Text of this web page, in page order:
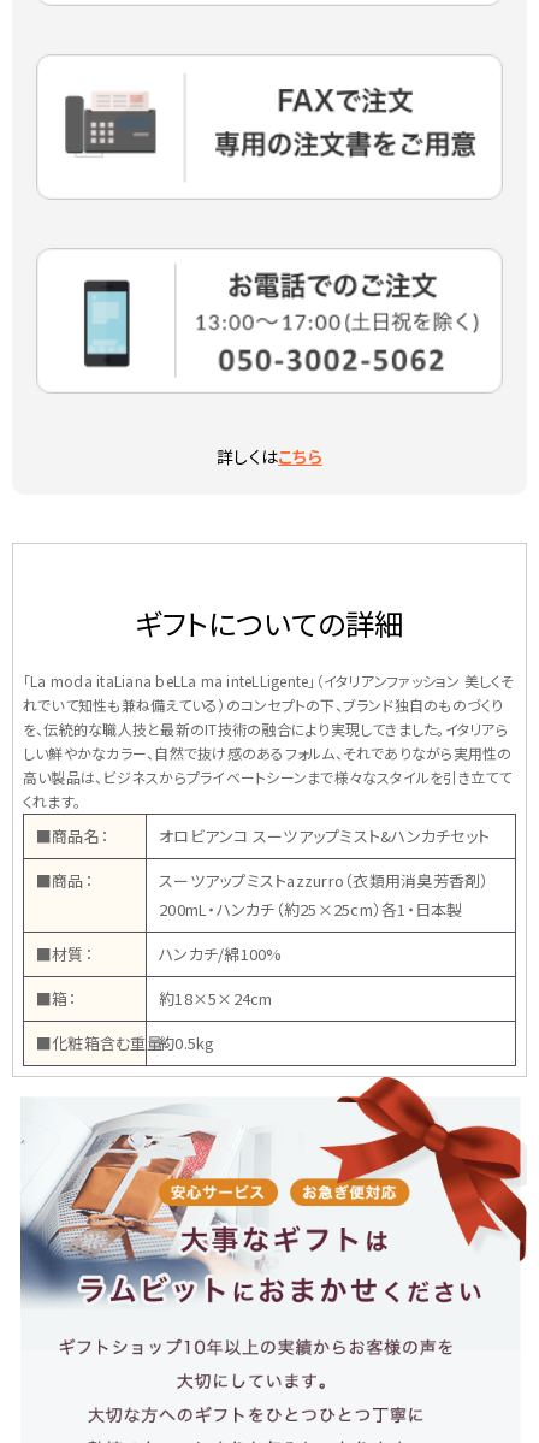
詳しくはこちら
ギフトについての詳細
「La moda itaLiana beLLa ma inteLLigente」（イタリアンファッション 美しくそ
れでいて知性も兼ね備えている）のコンセプトの下、ブランド独自のものづくり
を、伝統的な職人技と最新のIT技術の融合により実現してきました。イタリアら
しい鮮やかなカラー、自然で抜け感のあるフォルム、それでありながら実用性の
高い製品は、ビジネスからプライベートシーンまで様々なスタイルを引き立てて
くれます。
■商品名：
オロビアンコ スーツアップミスト&ハンカチセット
■商品：
スーツアップミストazzurro（衣類用消臭芳香剤）
200mL・ハンカチ（約25×25cm）各1・日本製
■材質：
ハンカチ/綿100%
■箱：
約18×5×24cm
■化粧箱含む重量：約0.5kg